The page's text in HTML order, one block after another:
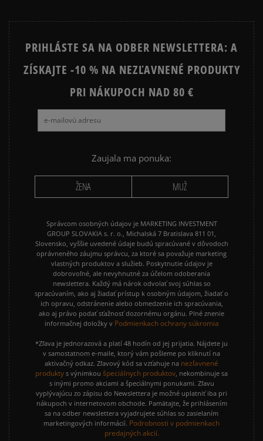
PRIHLÁSTE SA NA ODBER NEWSLETTERA: A
ZÍSKAJTE -10 % NA NEZĽAVNENÉ PRODUKTY
PRI NÁKUPOCH NAD 80 €
Zaujala ma ponuka:
ŽENA MUŽ
Správcom osobných údajov je MARKETING INVESTMENT
GROUP SLOVAKIA s. r. o., Michalská 7 Bratislava 811 01,
Slovensko, vyššie uvedené údaje budú spracúvané v dôvodoch
oprávneného záujmu správcu, za ktoré sa považuje marketing
vlastných produktov a služieb. Poskytnutie údajov je
dobrovoľné, ale nevyhnutné za účelom odoberania
newslettera. Každý má nárok odvolať svoj súhlas so
spracúvaním, ako aj žiadať prístup k osobným údajom, žiadať o
ich opravu, odstránenie alebo obmedzenie ich spracúvania,
ako aj právo podať sťažnosť dozornému orgánu. Plné znenie
informačnej doložky v Podmienkach ochrany súkromia
*Zľava je jednorazová a platí 48 hodín od jej prijatia. Nájdete ju
v samostatnom e-maile, ktorý vám pošleme po kliknutí na
aktivačný odkaz. Zľavový kód sa vzťahuje na nezľavnené
produkty s výnimkou špeciálnych produktov, nekombinuje sa
s inými promo akciami a špeciálnymi ponukami. Zľavu
vyplývajúcu zo zápisu do Newslettera je možné uplatniť iba pri
nákupoch v internetovom obchode. Pamätajte, že prihlásením
sa na odber newslettera vyjadrujete súhlas so zasielaním
marketingových informácií. Podrobnosti v podmienkach
predajných akcií.